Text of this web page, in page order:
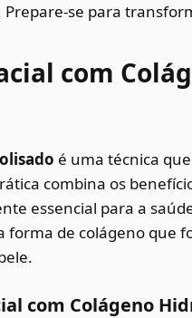
se para
com
é uma técnica
combina os
essencial para a
forma de colágeno que
com Colágeno